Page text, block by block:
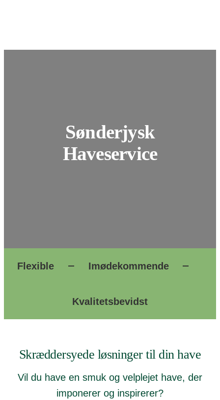
Sønderjysk
Haveservice
Flexible Imødekommende
Kvalitetsbevidst
Skræddersyede løsninger til din have
Vil du have en smuk og velplejet have, der
imponerer og inspirerer?